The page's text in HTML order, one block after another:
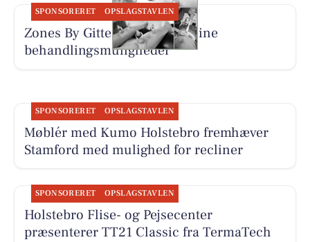
SPONSORERET OPSLAGSTAVLEN
Zones By Gitte præsenterer sine
behandlingsmuligheder
SPONSORERET OPSLAGSTAVLEN
Møblér med Kumo Holstebro fremhæver
Stamford med mulighed for recliner
SPONSORERET OPSLAGSTAVLEN
Holstebro Flise- og Pejsecenter
præsenterer TT21 Classic fra TermaTech